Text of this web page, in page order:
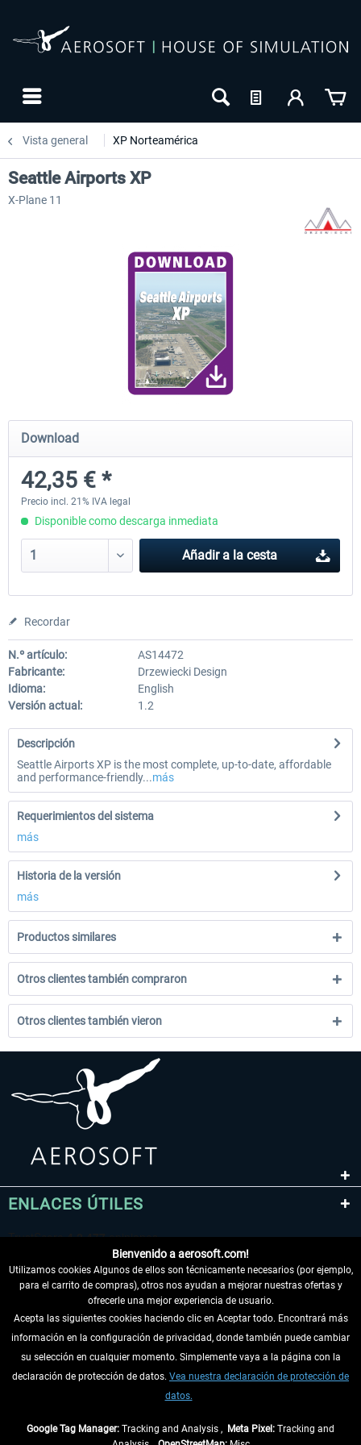
Vista general XP Norteamérica
FunnerFlight - KSAN, KNZY & Naval
Base San...
20,29 € *
Saint Croix XP
Seattle Airports XP
X-Plane 11
Download
42,35 € *
Precio incl. 21% IVA legal
Disponible como descarga inmediata
Añadir a la cesta
Recordar
N.º artículo:
AS14472
Fabricante:
Drzewiecki Design
Idioma:
English
Versión actual:
1.2
Descripción
Seattle Airports XP is the most complete, up-to-date, affordable
and performance-friendly...más
Requerimientos del sistema
más
Historia de la versión
más
Productos similares
Otros clientes también compraron
Otros clientes también vieron
ENLACES ÚTILES
DESISTIR DEL CONTRATO
INFORMACIÓN
Bienvenido a aerosoft.com!
Utilizamos cookies Algunos de ellos son técnicamente necesarios (por ejemplo,
para el carrito de compras), otros nos ayudan a mejorar nuestras ofertas y
ofrecerle una mejor experiencia de usuario.
Acepta las siguientes cookies haciendo clic en Aceptar todo. Encontrará más
información en la configuración de privacidad, donde también puede cambiar
su selección en cualquier momento. Simplemente vaya a la página con la
declaración de protección de datos. Vea nuestra declaración de protección de
datos.
Google Tag Manager: Tracking and Analysis , Meta Pixel: Tracking and